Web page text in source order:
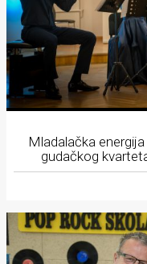
Mladalačka
gudačkog